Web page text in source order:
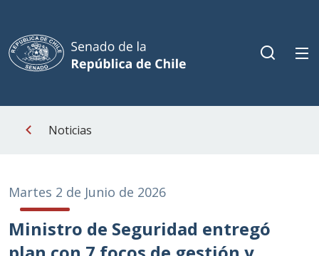
Noticias
Martes 2 de Junio de 2026
Ministro de Seguridad entregó